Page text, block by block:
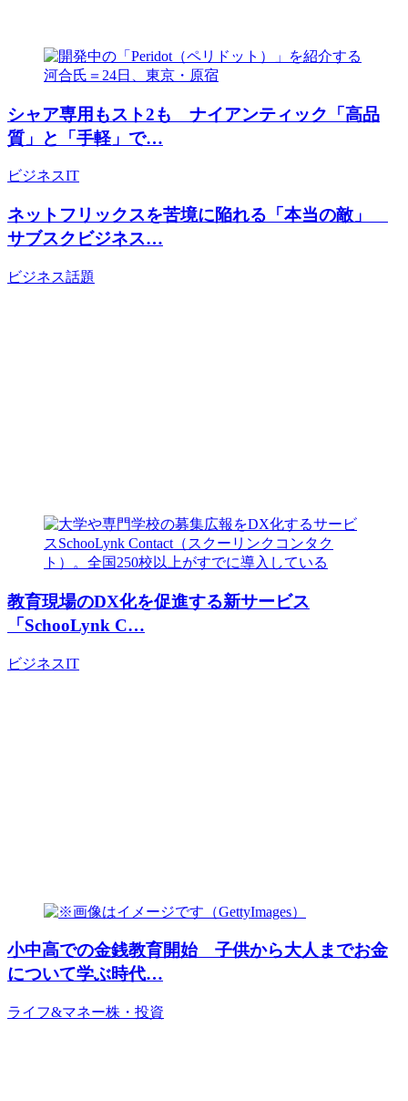
シャア専用もスト2も ナイアンティック「高品
質」と「手軽」で…
ビジネスIT
ネットフリックスを苦境に陥れる「本当の敵」
サブスクビジネス…
ビジネス話題
教育現場のDX化を促進する新サービス
「SchooLynk C…
ビジネスIT
小中高での金銭教育開始 子供から大人までお金
について学ぶ時代…
ライフ&マネー株・投資